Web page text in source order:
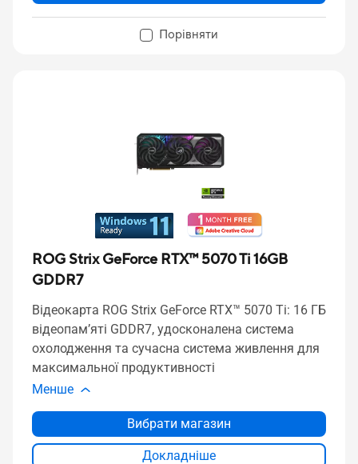
Порівняти
ROG Strix GeForce RTX™ 5070 Ti 16GB
GDDR7
Відеокарта ROG Strix GeForce RTX™ 5070 Ti: 16 ГБ
відеопам’яті GDDR7, удосконалена система
охолодження та сучасна система живлення для
максимальної продуктивності
Менше
Вибрати магазин
Докладніше